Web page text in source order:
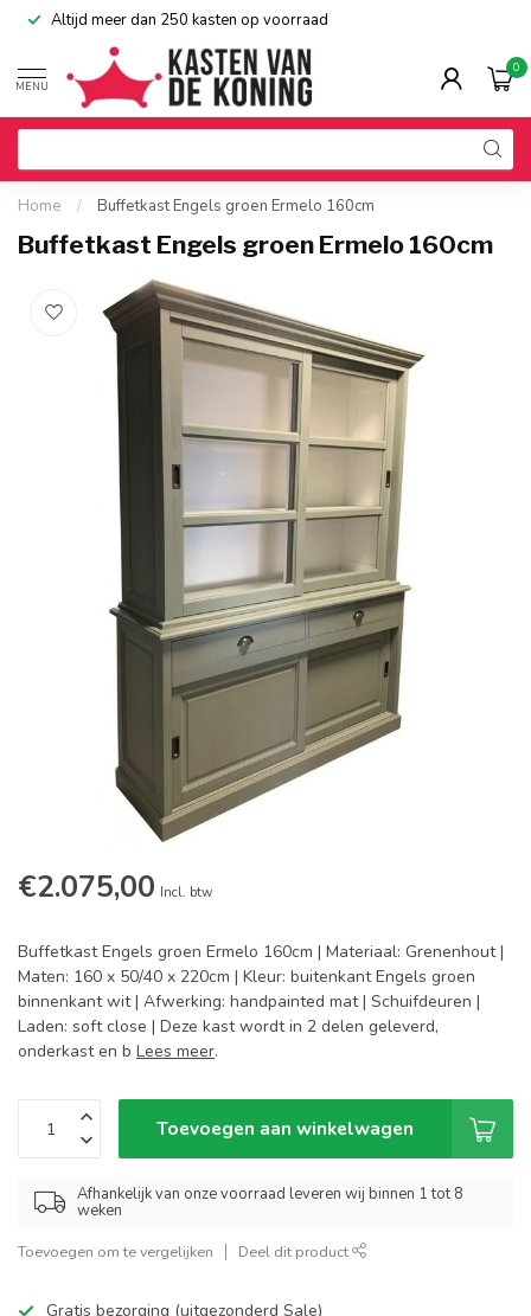
Altijd meer dan 250 kasten op voorraad
MENU
0
Home / Buffetkast Engels groen Ermelo 160cm
Buffetkast Engels groen Ermelo 160cm
€2.075,00 Incl. btw
Buffetkast Engels groen Ermelo 160cm | Materiaal: Grenenhout |
Maten: 160 x 50/40 x 220cm | Kleur: buitenkant Engels groen
binnenkant wit | Afwerking: handpainted mat | Schuifdeuren |
Laden: soft close | Deze kast wordt in 2 delen geleverd,
onderkast en b Lees meer.
Toevoegen aan winkelwagen
Afhankelijk van onze voorraad leveren wij binnen 1 tot 8
weken
Toevoegen om te vergelijken Deel dit product
Gratis bezorging (uitgezonderd Sale)